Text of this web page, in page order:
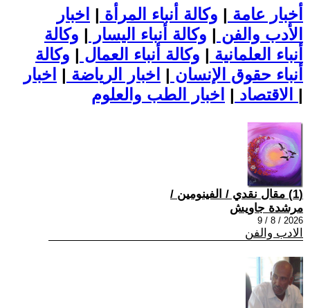
أخبار عامة | وكالة أنباء المرأة | اخبار
الأدب والفن | وكالة أنباء اليسار | وكالة
أنباء العلمانية | وكالة أنباء العمال | وكالة
أنباء حقوق الإنسان | اخبار الرياضة | اخبار
الاقتصاد | |
(1) مقال نقدي / الفينومين /
مرشدة جاويش
2026 / 8 / 9
الادب والفن